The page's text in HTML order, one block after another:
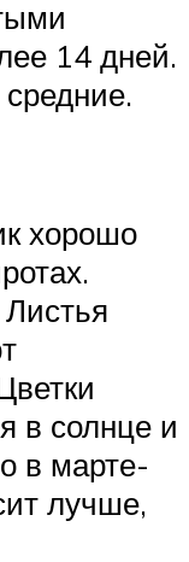
14 дней.
хорошо
в солнце и
в марте-
лучше,